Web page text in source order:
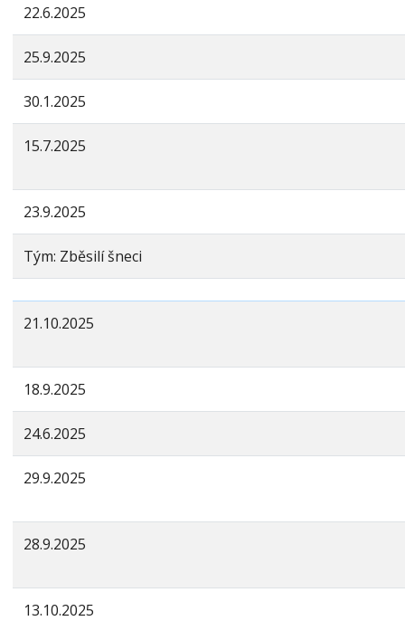
22.6.2025
25.9.2025
30.1.2025
15.7.2025
23.9.2025
Tým: Zběsilí šneci
21.10.2025
18.9.2025
24.6.2025
29.9.2025
28.9.2025
13.10.2025